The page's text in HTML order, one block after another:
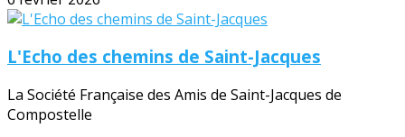
L'Echo des chemins de Saint-Jacques
La Société Française des Amis de Saint-Jacques de
Compostelle